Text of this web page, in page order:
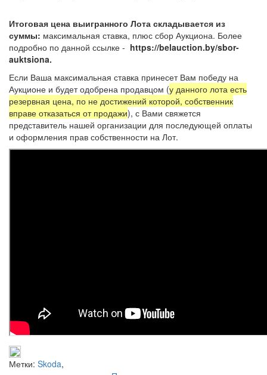
Итоговая цена выигранного Лота складывается из
суммы: максимальная ставка, плюс сбор Аукциона. Более
подробно по данной ссылке - https://belauction.by/sbor-
auktsiona.
Если Ваша максимальная ставка принесет Вам победу на
Аукционе и будет одобрена продавцом (у данного лота есть
резервная цена, по не достижений которой, собственник
вправе отказаться от продажи), с Вами свяжется
представитель нашей организации для последующей оплаты
и оформления прав собственности на Лот.
Метки: Skoda,